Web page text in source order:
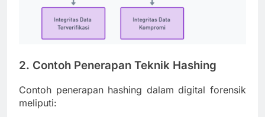
2. Contoh Penerapan Teknik Hashing
Contoh penerapan hashing dalam digital forensik
meliputi: